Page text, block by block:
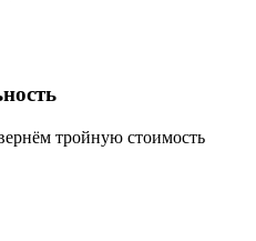
тройную стоимость